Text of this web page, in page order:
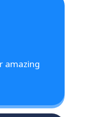
amazing